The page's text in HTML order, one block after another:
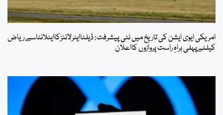
امریکی ایوی ایشن کی تاریخ میں نئی پیشرفت: ڈیلٹاایئرلائنزکاایٹلانٹاسے ریاض